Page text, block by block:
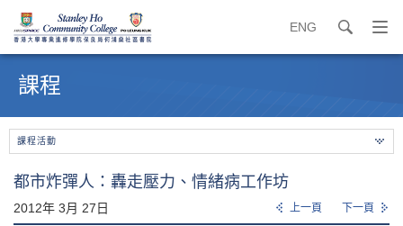
ENG search
打
開
始
課程
課程活動
都市炸彈人：轟走壓力、情緒病工作坊
2012年 3月 27日 上一頁 下一頁